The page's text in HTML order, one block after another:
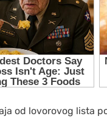
od lovorovog lista